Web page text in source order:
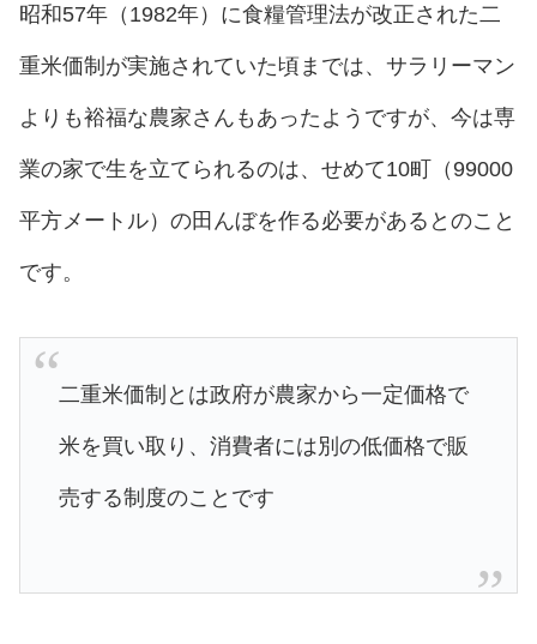
昭和57年（1982年）に食糧管理法が改正された二
重米価制が実施されていた頃までは、サラリーマン
よりも裕福な農家さんもあったようですが、今は専
業の家で生を立てられるのは、せめて10町（99000
平方メートル）の田んぼを作る必要があるとのこと
です。
二重米価制とは政府が農家から一定価格で
米を買い取り、消費者には別の低価格で販
売する制度のことです